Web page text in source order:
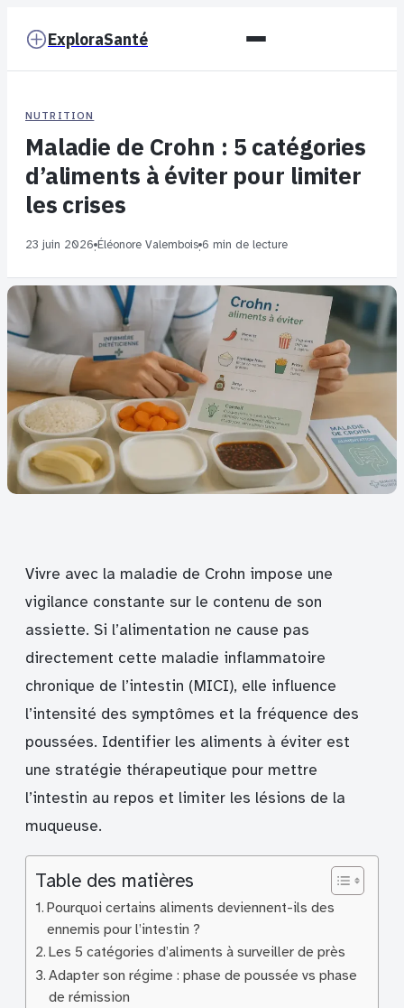
ExploraSanté
NUTRITION
Maladie de Crohn : 5 catégories
d’aliments à éviter pour limiter
les crises
23 juin 2026·Éléonore Valembois·6 min de lecture
Vivre avec la maladie de Crohn impose une
vigilance constante sur le contenu de son
assiette. Si l’alimentation ne cause pas
directement cette maladie inflammatoire
chronique de l’intestin (MICI), elle influence
l’intensité des symptômes et la fréquence des
poussées. Identifier les aliments à éviter est
une stratégie thérapeutique pour mettre
l’intestin au repos et limiter les lésions de la
muqueuse.
Table des matières
Pourquoi certains aliments deviennent-ils des
ennemis pour l’intestin ?
Les 5 catégories d’aliments à surveiller de près
Adapter son régime : phase de poussée vs phase
de rémission